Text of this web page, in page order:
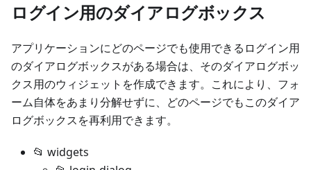
ログイン用のダイアログボックス
アプリケーションにどのページでも使用できるログイン用
のダイアログボックスがある場合は、そのダイアログボッ
クス用のウィジェットを作成できます。これにより、フォ
ーム自体をあまり分解せずに、どのページでもこのダイア
ログボックスを再利用できます。
📂 widgets